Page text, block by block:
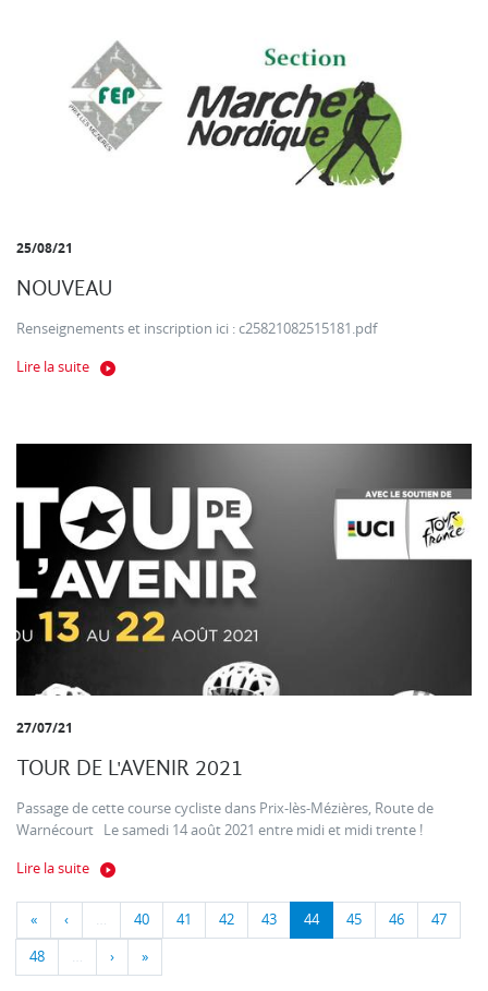
25/08/21
NOUVEAU
Renseignements et inscription ici : c25821082515181.pdf
Lire la suite
27/07/21
TOUR DE L'AVENIR 2021
Passage de cette course cycliste dans Prix-lès-Mézières, Route de
Warnécourt Le samedi 14 août 2021 entre midi et midi trente !
Lire la suite
« ‹ … 40 41 42 43 44 45 46 47
48 … › »